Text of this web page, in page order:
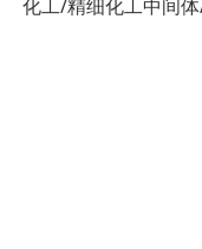
化工/精细化工中间